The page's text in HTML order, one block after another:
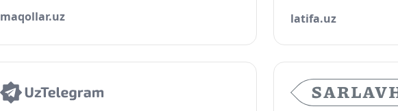
maqollar.uz
latifa.uz